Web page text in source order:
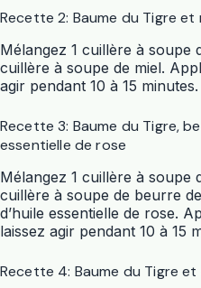
Recette 2: Baume du Tigre et
Mélangez 1 cuillère à soupe
cuillère à soupe de miel.
agir pendant 10 à 15 minutes.
Recette 3: Baume du Tigre,
essentielle de rose
Mélangez 1 cuillère à soupe
cuillère à soupe de beurre
d’huile essentielle de rose.
laissez agir pendant 10 à 15
Recette 4: Baume du Tigre